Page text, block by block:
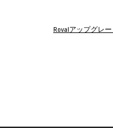
Rovalアップグレ